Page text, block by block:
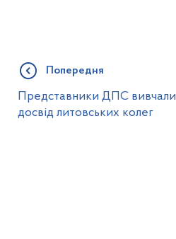
Попередня
Представники ДПС вивчали
досвід литовських колег